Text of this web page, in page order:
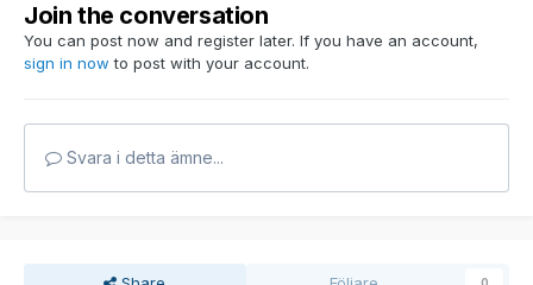
Join the conversation
You can post now and register later. If you have an account,
sign in now to post with your account.
Svara i detta ämne...